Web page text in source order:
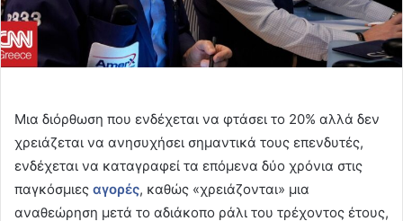
Μια διόρθωση που ενδέχεται να φτάσει το 20% αλλά δεν
χρειάζεται να ανησυχήσει σημαντικά τους επενδυτές,
ενδέχεται να καταγραφεί τα επόμενα δύο χρόνια στις
παγκόσμιες αγορές, καθώς «χρειάζονται» μια
αναθεώρηση μετά το αδιάκοπο ράλι του τρέχοντος έτους,